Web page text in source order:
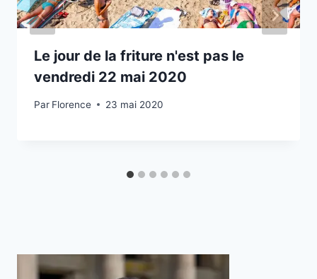
Le jour de la friture n'est pas le
vendredi 22 mai 2020
Par Florence 23 mai 2020